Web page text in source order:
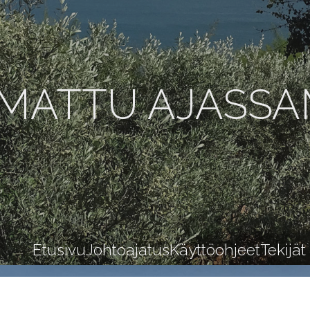
EtusivuJohtoajatusKäyttöohjeetTekijät